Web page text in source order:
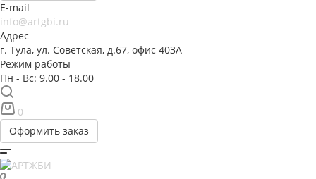
E-mail
info@artgbi.ru
Адрес
г. Тула, ул. Советская, д.67, офис 403А
Режим работы
Пн - Вс: 9.00 - 18.00
0
Оформить заказ